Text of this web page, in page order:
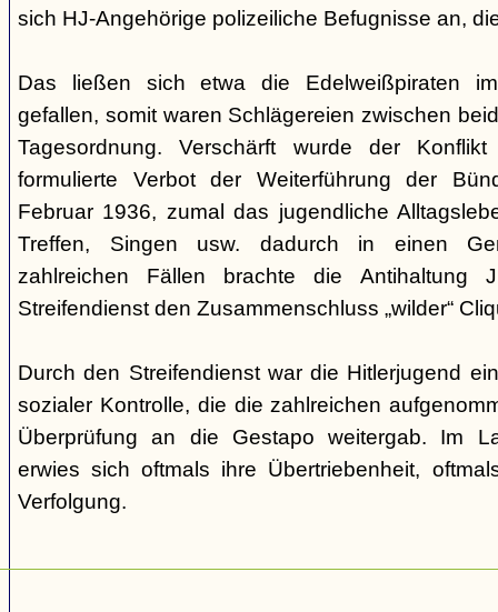
sich HJ-Angehörige polizeiliche Befugnisse an,
Das ließen sich etwa die Edelweißpiraten
gefallen, somit waren Schlägereien zwischen
Tagesordnung. Verschärft wurde der
formulierte Verbot der Weiterführung der
Februar 1936, zumal das jugendliche
Treffen, Singen usw. dadurch in einen
zahlreichen Fällen brachte die Antihaltung
Streifendienst den Zusammenschluss „wilder“
Durch den Streifendienst war die Hitlerjugend
sozialer Kontrolle, die die zahlreichen
Überprüfung an die Gestapo weitergab. Im
erwies sich oftmals ihre Übertriebenheit,
Verfolgung.